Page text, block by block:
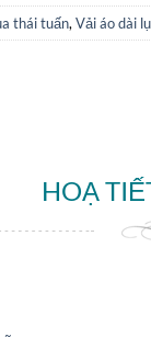
thái tuấn, Vải áo dài
HOẠ